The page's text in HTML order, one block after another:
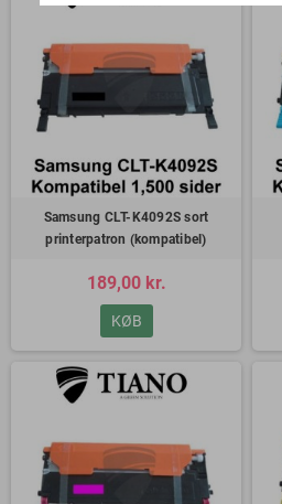
Samsung CLT-K4092S sort
printerpatron (kompatibel)
189,00 kr.
KØB